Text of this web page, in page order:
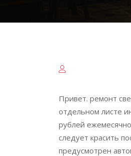
Привет. ремонт
отдельном листе
рублей
следует красить
предусмотрен